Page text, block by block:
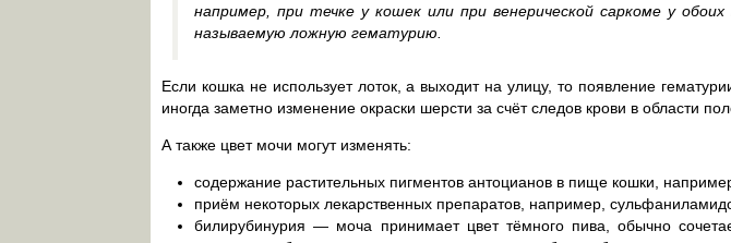
например, при течке у кошек или при венерической саркоме у обоих
называемую ложную гематурию.
Если кошка не использует лоток, а выходит на улицу, то появление
иногда заметно изменение окраски шерсти за счёт следов крови в области
А также цвет мочи могут изменять:
содержание растительных пигментов антоцианов в пище кошки,
приём некоторых лекарственных препаратов, например,
билирубинурия — моча принимает цвет тёмного пива, обычно